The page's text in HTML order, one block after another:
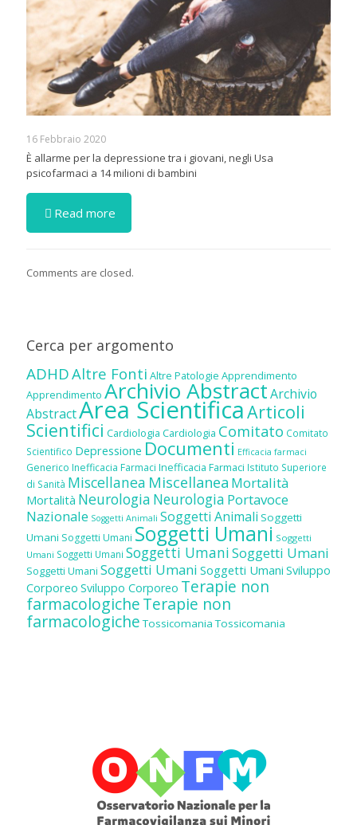
16 Febbraio 2020
È allarme per la depressione tra i giovani, negli Usa
psicofarmaci a 14 milioni di bambini
Read more
Comments are closed.
Cerca per argomento
ADHDAltre Fonti Altre Patologie Apprendimento
Apprendimento Archivio AbstractArchivio
AbstractArea ScientificaArticoli
Scientifici Cardiologia Cardiologia Comitato Comitato
Scientifico Depressione Documenti Efficacia farmaci
Generico Inefficacia Farmaci Inefficacia Farmaci Istituto Superiore
di Sanità Miscellanea Miscellanea Mortalità
Mortalità Neurologia Neurologia Portavoce
Nazionale Soggetti Animali Soggetti Animali Soggetti
Umani Soggetti Umani Soggetti Umani Soggetti
Umani Soggetti Umani Soggetti UmaniSoggetti Umani
Soggetti Umani Soggetti Umani Soggetti Umani Sviluppo
Corporeo Sviluppo Corporeo Terapie non
farmacologicheTerapie non
farmacologiche Tossicomania Tossicomania